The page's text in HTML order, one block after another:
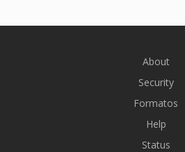
About
Security
Formatos
Help
Status